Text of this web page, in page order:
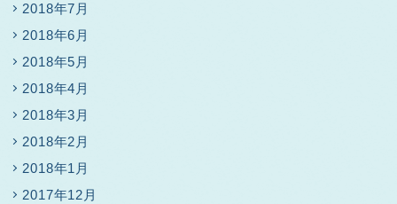
2018年7月
2018年6月
2018年5月
2018年4月
2018年3月
2018年2月
2018年1月
2017年12月